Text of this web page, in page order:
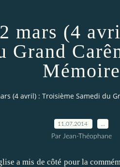
mars (4
Grand
Mémoire
(4 avril) : Troisième Samedi du
11.07.2014
Par Jean-Théophane
a mis de côté pour la